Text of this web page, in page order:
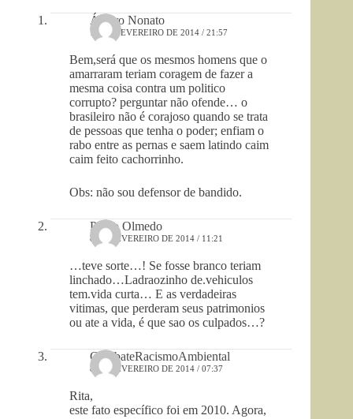
Álvaro Nonato
10 DE FEVEREIRO DE 2014 / 21:57
Bem,será que os mesmos homens que o
amarraram teriam coragem de fazer a
mesma coisa contra um politico
corrupto? perguntar não ofende… o
brasileiro não é corajoso quando se trata
de pessoas que tenha o poder; enfiam o
rabo entre as pernas e saem latindo caim
caim feito cachorrinho.
Obs: não sou defensor de bandido.
Pedro Olmedo
8 DE FEVEREIRO DE 2014 / 11:21
…teve sorte…! Se fosse branco teriam
linchado…Ladraozinho de.vehiculos
tem.vida curta… E as verdadeiras
vitimas, que perderam seus patrimonios
ou ate a vida, é que sao os culpados…?
CombateRacismoAmbiental
8 DE FEVEREIRO DE 2014 / 07:37
Rita,
este fato específico foi em 2010. Agora,